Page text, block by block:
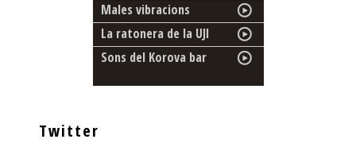
Males vibracions
La ratonera de la UJI
Sons del Korova bar
Twitter